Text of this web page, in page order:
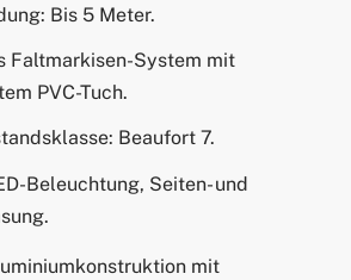
Bis 5 Meter.
Faltmarkisen-System mit
PVC-Tuch.
Beaufort 7.
Beleuchtung, Seiten- und
mit